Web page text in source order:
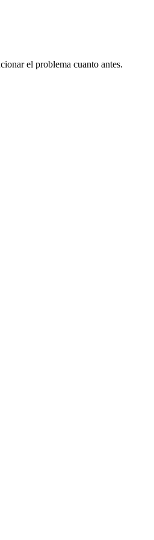
el problema cuanto antes.